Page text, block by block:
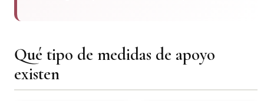
Qué tipo de medidas de apoyo
existen